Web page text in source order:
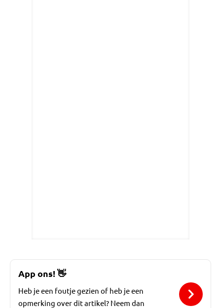
App ons! 👋
Heb je een foutje gezien of heb je een
opmerking over dit artikel? Neem dan